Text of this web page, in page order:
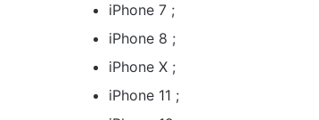
iPhone 7 ;
iPhone 8 ;
iPhone X ;
iPhone 11 ;